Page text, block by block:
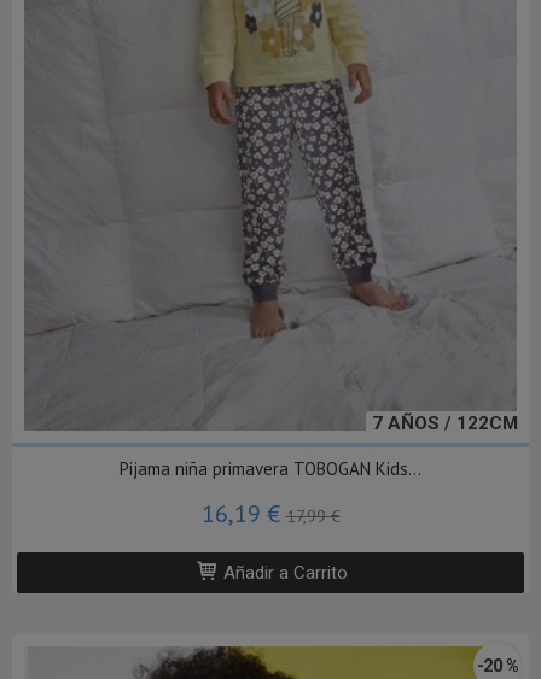
7 AÑOS / 122CM
Pijama niña primavera TOBOGAN Kids...
16,19 €17,99 €
Añadir a Carrito
-20 %